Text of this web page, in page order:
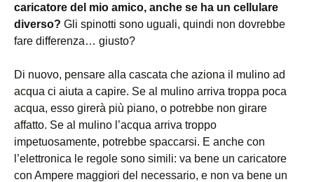
caricatore del mio amico, anche se ha un cellulare
diverso? Gli spinotti sono uguali, quindi non dovrebbe
fare differenza… giusto?
Di nuovo, pensare alla cascata che aziona il mulino ad
acqua ci aiuta a capire. Se al mulino arriva troppa poca
acqua, esso girerà più piano, o potrebbe non girare
affatto. Se al mulino l’acqua arriva troppo
impetuosamente, potrebbe spaccarsi. E anche con
l’elettronica le regole sono simili: va bene un caricatore
con Ampere maggiori del necessario, e non va bene un